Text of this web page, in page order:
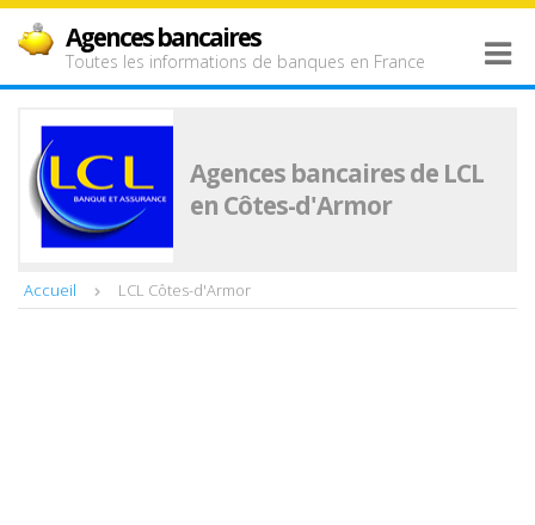
Agences bancaires
Toutes les informations de banques en France
Agences bancaires de LCL
en Côtes-d'Armor
Accueil LCL Côtes-d'Armor